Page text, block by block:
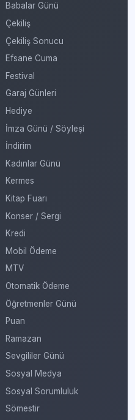
Babalar Günü
Çekiliş
Çekiliş Sonucu
Efsane Cuma
Festival
Garaj Günleri
Hediye
İmza Günü / Söyleşi
İndirim
Kadınlar Günü
Kermes
Kitap Fuarı
Konser / Sergi
Kredi
Mobil Ödeme
MTV
Otomatik Ödeme
Öğretmenler Günü
Puan
Ramazan
Sevgililer Günü
Sosyal Medya
Sosyal Sorumluluk
Sömestir